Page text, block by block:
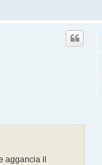
aggancia il